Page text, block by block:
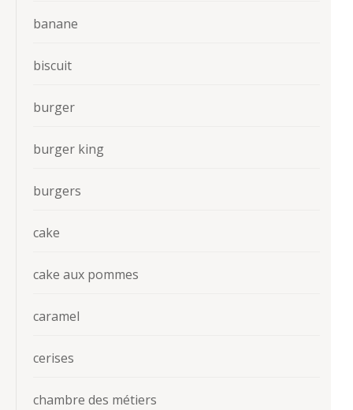
banane
biscuit
burger
burger king
burgers
cake
cake aux pommes
caramel
cerises
chambre des métiers